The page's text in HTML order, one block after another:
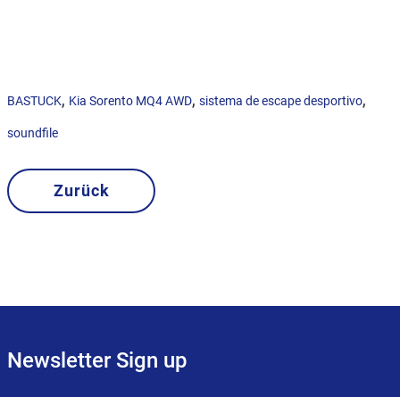
BASTUCK, Kia Sorento MQ4 AWD, sistema de escape desportivo,
soundfile
Zurück
Newsletter Sign up